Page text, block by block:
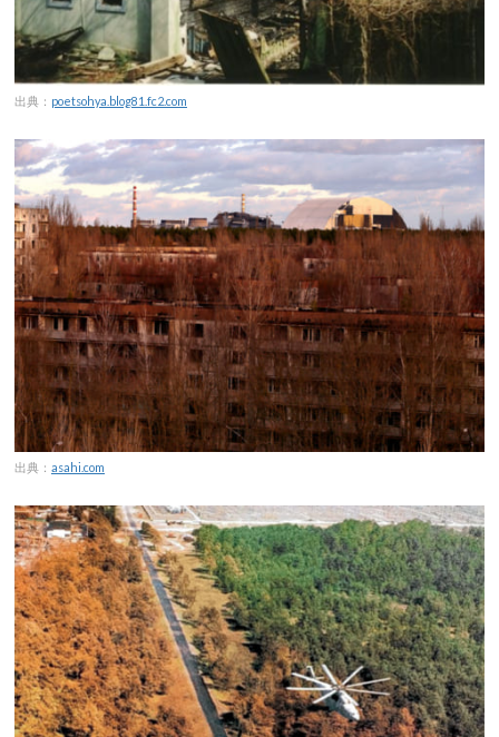
出典： poetsohya.blog81.fc2.com
出典： asahi.com